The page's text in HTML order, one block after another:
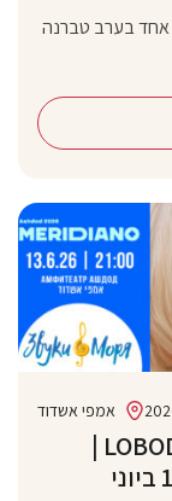
אחד בערב טברנה
אמפי אשדוד
‏LOBODA + THE MAGIC OF SANREMO |